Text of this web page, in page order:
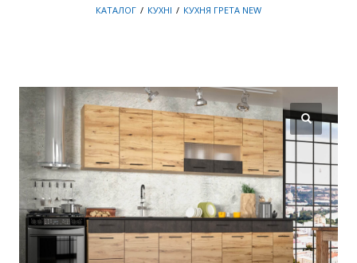
КАТАЛОГ КУХНІ КУХНЯ ГРЕТА NEW